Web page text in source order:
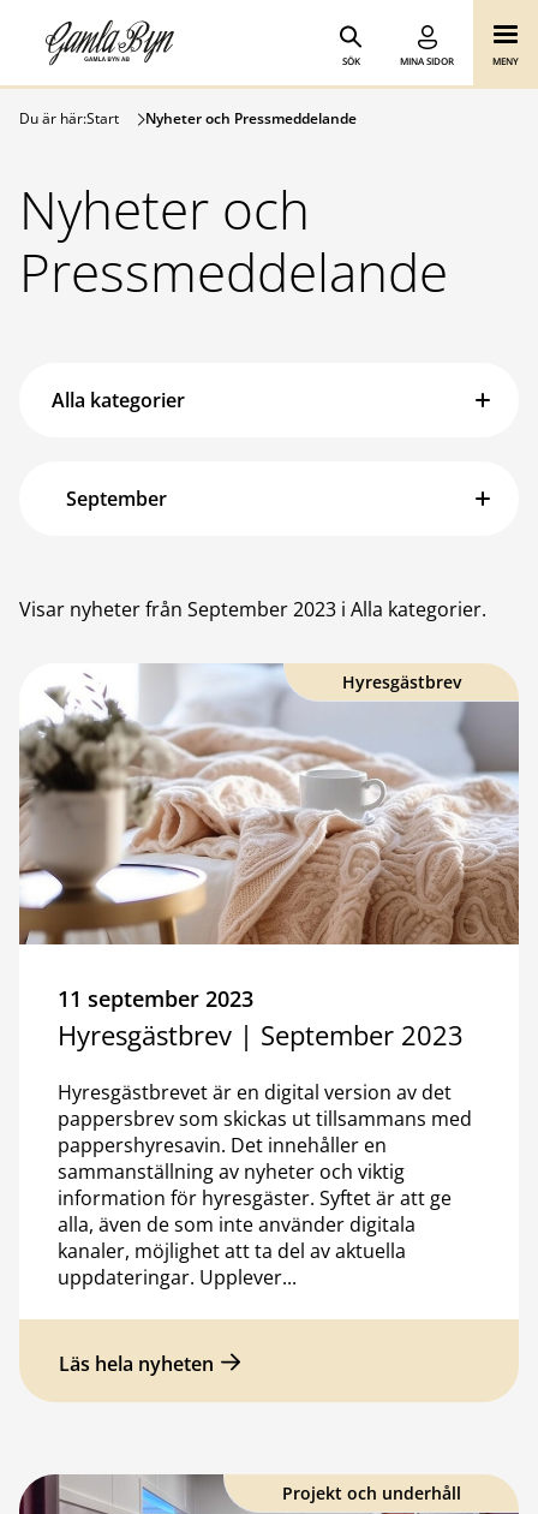
Hoppa till innehåll
Gamla Byn AB
SÖK MINA SIDOR MENY
Du är här:Start Nyheter och Pressmeddelande
Nyheter och
Pressmeddelande
Visar nyheter från September 2023 i Alla kategorier.
Hyresgästbrev
11 september 2023
Hyresgästbrev | September 2023
Hyresgästbrevet är en digital version av det
pappersbrev som skickas ut tillsammans med
pappershyresavin. Det innehåller en
sammanställning av nyheter och viktig
information för hyresgäster. Syftet är att ge
alla, även de som inte använder digitala
kanaler, möjlighet att ta del av aktuella
uppdateringar. Upplever...
Läs hela nyheten
Projekt och underhåll